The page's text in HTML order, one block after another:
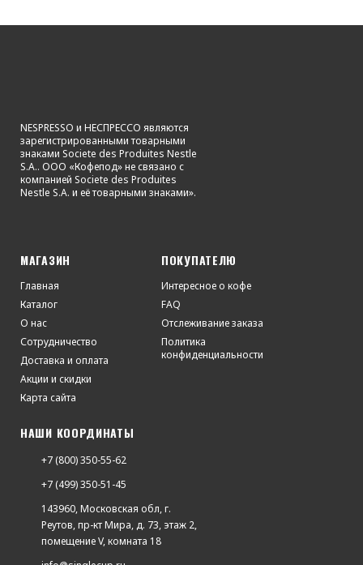
NESPRESSO и НЕСПРЕССО являются
зарегистрированными товарными
знаками Societe des Produites Nestle
S.A.. ООО «Кофепод» не связано с
компанией Societe des Produites
Nestle S.A. и её товарными знаками».
МАГАЗИН
Главная
Каталог
О нас
Сотрудничество
Доставка и оплата
Акции и скидки
Карта сайта
ПОКУПАТЕЛЮ
Интересное о кофе
FAQ
Отслеживание заказа
Политика
конфиденциальности
НАШИ КООРДИНАТЫ
+7 (800) 350-55-62
+7 (499) 350-51-45
143960, Московская обл, г.
Реутов, пр-кт Мира, д. 73, этаж 2,
помещение V, комната 18